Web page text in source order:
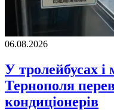
06.08.2026
У тролейбусах
Тернополя
кондиціонерів